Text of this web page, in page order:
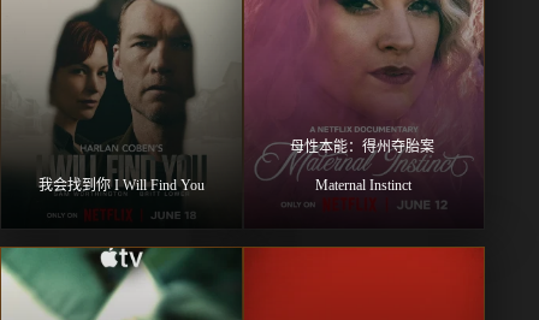
我会找到你 I Will Find You
母性本能：得州夺胎案
Maternal Instinct